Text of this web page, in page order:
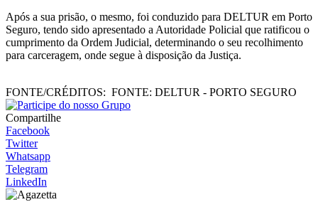
Após a sua prisão, o mesmo, foi conduzido para DELTUR em Porto
Seguro, tendo sido apresentado a Autoridade Policial que ratificou o
cumprimento da Ordem Judicial, determinando o seu recolhimento
para carceragem, onde segue à disposição da Justiça.
FONTE/CRÉDITOS: FONTE: DELTUR - PORTO SEGURO
Compartilhe
Facebook
Twitter
Whatsapp
Telegram
LinkedIn